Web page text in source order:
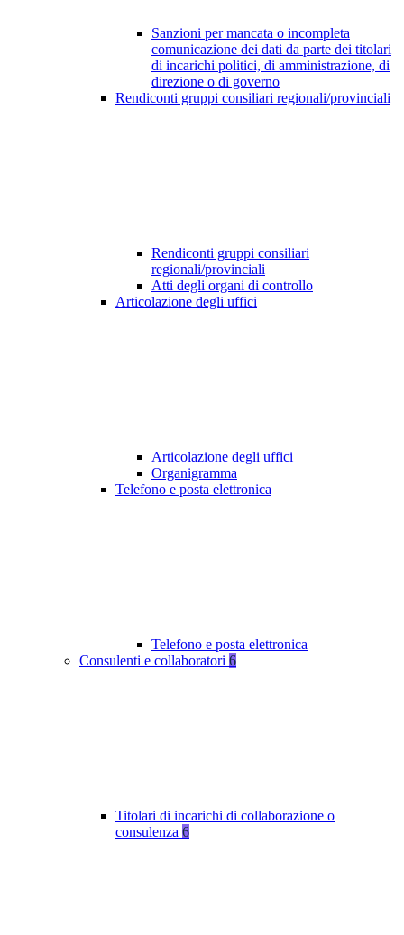
Sanzioni per mancata o incompleta
comunicazione dei dati da parte dei titolari
di incarichi politici, di amministrazione, di
direzione o di governo
Rendiconti gruppi consiliari regionali/provinciali
Rendiconti gruppi consiliari
regionali/provinciali
Atti degli organi di controllo
Articolazione degli uffici
Articolazione degli uffici
Organigramma
Telefono e posta elettronica
Telefono e posta elettronica
Consulenti e collaboratori 6
Titolari di incarichi di collaborazione o
consulenza 6